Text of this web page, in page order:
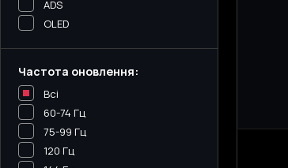
ADS
OLED
Частота оновлення:
Всі
60-74 Гц
75-99 Гц
120 Гц